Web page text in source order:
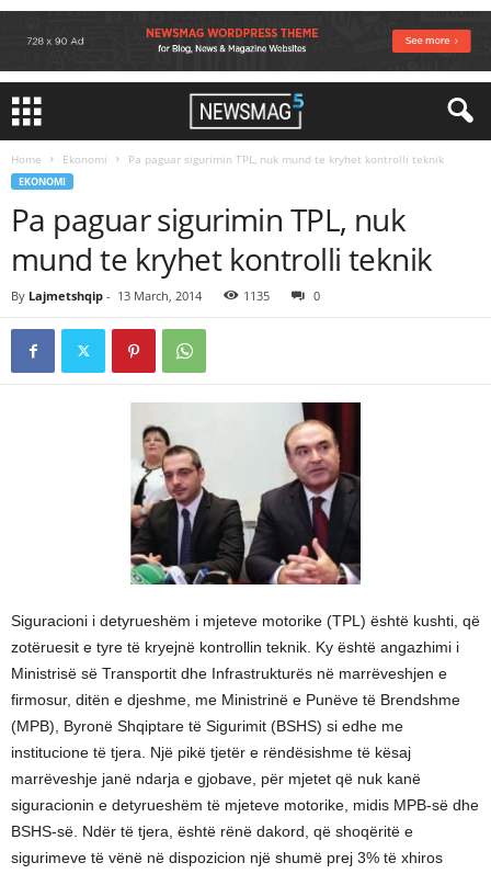
Home Ekonomi Pa paguar sigurimin TPL, nuk mund te kryhet kontrolli teknik
EKONOMI
Pa paguar sigurimin TPL, nuk
mund te kryhet kontrolli teknik
By Lajmetshqip - 13 March, 2014 1135 0
Siguracioni i detyrueshëm i mjeteve motorike (TPL) është kushti, që
zotëruesit e tyre të kryejnë kontrollin teknik. Ky është angazhimi i
Ministrisë së Transportit dhe Infrastrukturës në marrëveshjen e
firmosur, ditën e djeshme, me Ministrinë e Punëve të Brendshme
(MPB), Byronë Shqiptare të Sigurimit (BSHS) si edhe me
institucione të tjera. Një pikë tjetër e rëndësishme të kësaj
marrëveshje janë ndarja e gjobave, për mjetet që nuk kanë
siguracionin e detyrueshëm të mjeteve motorike, midis MPB-së dhe
BSHS-së. Ndër të tjera, është rënë dakord, që shoqëritë e
sigurimeve të vënë në dispozicion një shumë prej 3% të xhiros